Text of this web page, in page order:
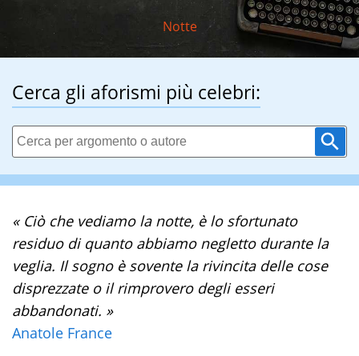
Notte
Cerca gli aforismi più celebri:
« Ciò che vediamo la notte, è lo sfortunato
residuo di quanto abbiamo negletto durante la
veglia. Il sogno è sovente la rivincita delle cose
disprezzate o il rimprovero degli esseri
abbandonati. »
Anatole France